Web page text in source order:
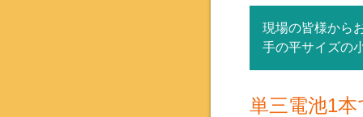
現場の皆様から
手の平サイズの
単三電池1